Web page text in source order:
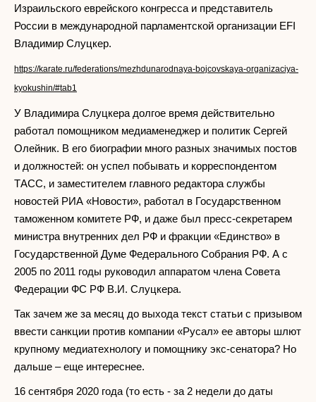
Израильского еврейского конгресса и представитель
России в международной парламентской организации EFI
Владимир Слуцкер.
https://karate.ru/federations/mezhdunarodnaya-bojcovskaya-organizaciya-
kyokushin/#tab1
У Владимира Слуцкера долгое время действительно
работал помощником медиаменеджер и политик Сергей
Олейник. В его биографии много разных значимых постов
и должностей: он успел побывать и корреспондентом
ТАСС, и заместителем главного редактора службы
новостей РИА «Новости», работал в Государственном
таможенном комитете РФ, и даже был пресс-секретарем
министра внутренних дел РФ и фракции «Единство» в
Государственной Думе Федерального Собрания РФ. А с
2005 по 2011 годы руководил аппаратом члена Совета
Федерации ФС РФ В.И. Слуцкера.
Так зачем же за месяц до выхода текст статьи с призывом
ввести санкции против компании «Русал» ее авторы шлют
крупному медиатехнологу и помощнику экс-сенатора? Но
дальше – еще интереснее.
16 сентября 2020 года (то есть - за 2 недели до даты